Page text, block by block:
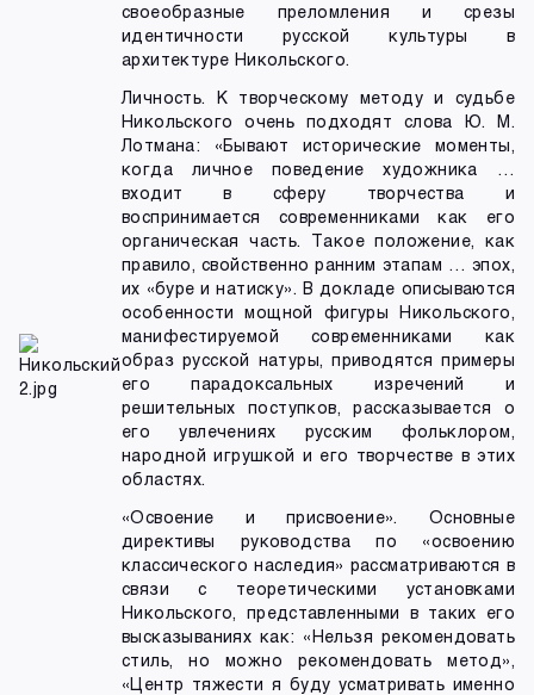
своеобразные преломления и срезы
идентичности русской культуры в
архитектуре Никольского.
Личность. К творческому методу и судьбе
Никольского очень подходят слова Ю. М.
Лотмана: «Бывают исторические моменты,
когда личное поведение художника …
входит в сферу творчества и
воспринимается современниками как его
органическая часть. Такое положение, как
правило, свойственно ранним этапам … эпох,
их «буре и натиску». В докладе описываются
особенности мощной фигуры Никольского,
манифестируемой современниками как
образ русской натуры, приводятся примеры
его парадоксальных изречений и
решительных поступков, рассказывается о
его увлечениях русским фольклором,
народной игрушкой и его творчестве в этих
областях.
«Освоение и присвоение». Основные
директивы руководства по «освоению
классического наследия» рассматриваются в
связи с теоретическими установками
Никольского, представленными в таких его
высказываниях как: «Нельзя рекомендовать
стиль, но можно рекомендовать метод»,
«Центр тяжести я буду усматривать именно